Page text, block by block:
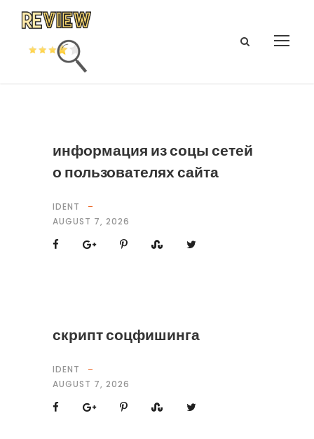
информация из соцы сетей
о пользователях сайта
IDENT
AUGUST 7, 2026
скрипт соцфишинга
IDENT
AUGUST 7, 2026